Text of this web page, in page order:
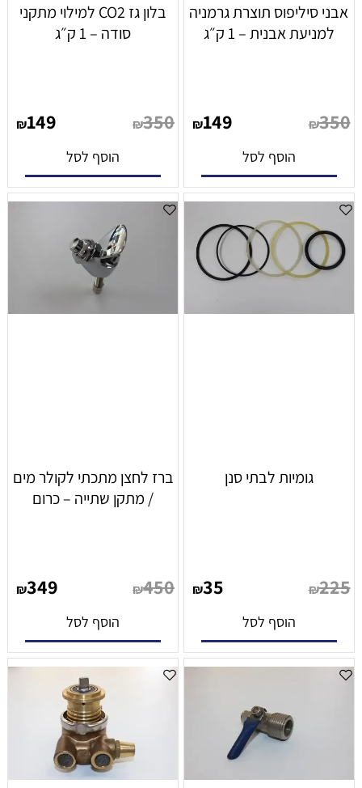
אבני סיליפוס תוצרת גרמניה
למניעת אבנית – 1 ק״ג
₪350
₪149
הוסף לסל
בלון גז CO2 למילוי מתקני
סודה – 1 ק״ג
₪350
₪149
הוסף לסל
גומיות לבתי סנן
₪225
₪35
הוסף לסל
ברז לחצן מתכתי לקולר מים
/ מתקן שתייה – כרום
₪450
₪349
הוסף לסל